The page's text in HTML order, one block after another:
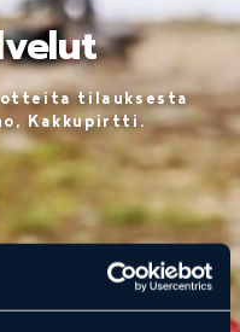
tilauksesta
Kakkupirtti.